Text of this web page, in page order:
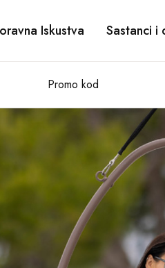
Iskustva Sastanci i
Promo kod